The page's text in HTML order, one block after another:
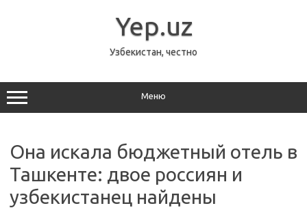
Yep.uz
Узбекистан, честно
Меню
Она искала бюджетный отель в
Ташкенте: двое россиян и
узбекистанец найдены